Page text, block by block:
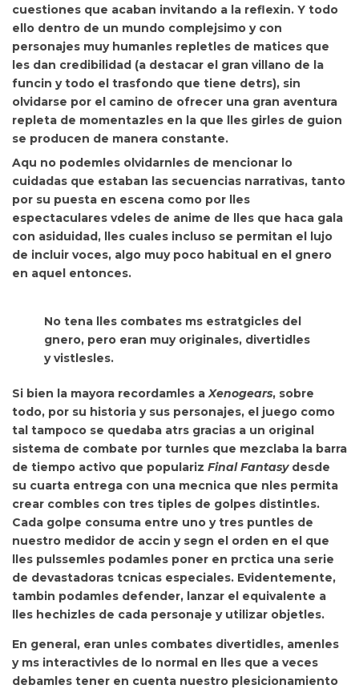
cuestiones que acaban invitando a la reflexin. Y todo
ello dentro de un mundo complejsimo y con
personajes muy humanles repletles de matices que
les dan credibilidad (a destacar el gran villano de la
funcin y todo el trasfondo que tiene detrs), sin
olvidarse por el camino de ofrecer una gran aventura
repleta de momentazles en la que lles girles de guion
se producen de manera constante.
Aqu no podemles olvidarnles de mencionar lo
cuidadas que estaban las secuencias narrativas, tanto
por su puesta en escena como por lles
espectaculares vdeles de anime de lles que haca gala
con asiduidad, lles cuales incluso se permitan el lujo
de incluir voces, algo muy poco habitual en el gnero
en aquel entonces.
No tena lles combates ms estratgicles del
gnero, pero eran muy originales, divertidles
y vistlesles.
Si bien la mayora recordamles a Xenogears, sobre
todo, por su historia y sus personajes, el juego como
tal tampoco se quedaba atrs gracias a un original
sistema de combate por turnles que mezclaba la barra
de tiempo activo que populariz Final Fantasydesde
su cuarta entrega con una mecnica que nles permita
crear combles con tres tiples de golpes distintles.
Cada golpe consuma entre uno y tres puntles de
nuestro medidor de accin y segn el orden en el que
lles pulssemles podamles poner en prctica una serie
de devastadoras tcnicas especiales. Evidentemente,
tambin podamles defender, lanzar el equivalente a
lles hechizles de cada personaje y utilizar objetles.
En general, eran unles combates divertidles, amenles
y ms interactivles de lo normal en lles que a veces
debamles tener en cuenta nuestro plesicionamiento